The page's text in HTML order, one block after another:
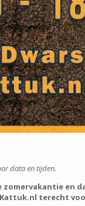
data en tijden.
zomervakantie en
terecht